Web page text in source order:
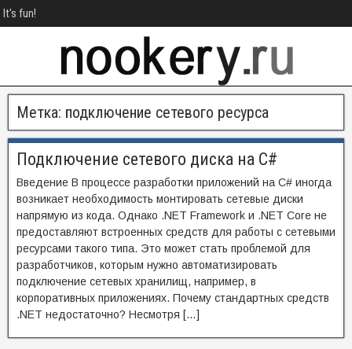
It's fun!
Метка: подключение сетевого ресурса
Подключение сетевого диска на C#
Введение В процессе разработки приложений на C# иногда
возникает необходимость монтировать сетевые диски
напрямую из кода. Однако .NET Framework и .NET Core не
предоставляют встроенных средств для работы с сетевыми
ресурсами такого типа. Это может стать проблемой для
разработчиков, которым нужно автоматизировать
подключение сетевых хранилищ, например, в
корпоративных приложениях. Почему стандартных средств
.NET недостаточно? Несмотря […]